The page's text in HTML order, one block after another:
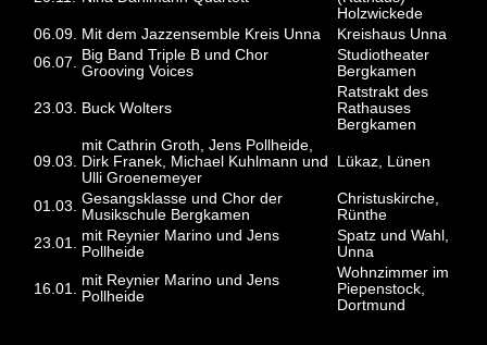
Holzwickede
06.09. Mit dem Jazzensemble Kreis Unna
Kreishaus Unna
06.07. Big Band Triple B und Chor
Grooving Voices
Studiotheater
Bergkamen
23.03. Buck Wolters
Ratstrakt des
Rathauses
Bergkamen
09.03.
mit Cathrin Groth, Jens Pollheide,
Dirk Franek, Michael Kuhlmann und
Ulli Groenemeyer
Lükaz, Lünen
01.03. Gesangsklasse und Chor der
Musikschule Bergkamen
Christuskirche,
Rünthe
23.01. mit Reynier Marino und Jens
Pollheide
Spatz und Wahl,
Unna
16.01.
mit Reynier Marino und Jens
Pollheide
Wohnzimmer im
Piepenstock,
Dortmund